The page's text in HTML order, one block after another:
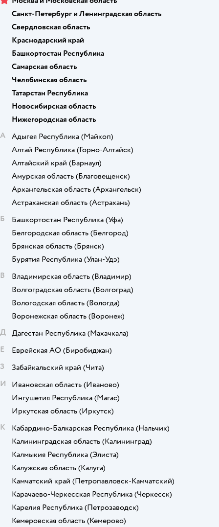
Санкт-Петербург и Ленинградская область
Свердловская область
Краснодарский край
Башкортостан Республика
Самарская область
Челябинская область
Татарстан Республика
Новосибирская область
Нижегородская область
А
Адыгея Республика (Майкоп)
Алтай Республика (Горно-Алтайск)
Алтайский край (Барнаул)
Амурская область (Благовещенск)
Архангельская область (Архангельск)
Астраханская область (Астрахань)
Б
Башкортостан Республика (Уфа)
Белгородская область (Белгород)
Брянская область (Брянск)
Бурятия Республика (Улан-Удэ)
В
Владимирская область (Владимир)
Волгоградская область (Волгоград)
Вологодская область (Вологда)
Воронежская область (Воронеж)
Д Дагестан Республика (Махачкала)
Е
Еврейская АО (Биробиджан)
З
Забайкальский край (Чита)
И
Ивановская область (Иваново)
Ингушетия Республика (Магас)
Иркутская область (Иркутск)
К
Кабардино-Балкарская Республика (Нальчик)
Калининградская область (Калининград)
Калмыкия Республика (Элиста)
Калужская область (Калуга)
Камчатский край (Петропавловск-Камчатский)
Карачаево-Черкесская Республика (Черкесск)
Карелия Республика (Петрозаводск)
Кемеровская область (Кемерово)